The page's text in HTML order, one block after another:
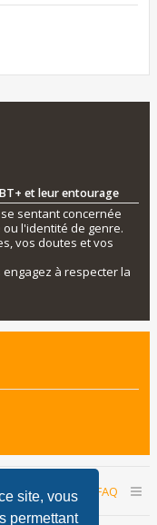
site, vous
permettant
et leur entourage
sentant concernée
l'identité de genre.
vos doutes et vos
à respecter la
FAQ
contacter